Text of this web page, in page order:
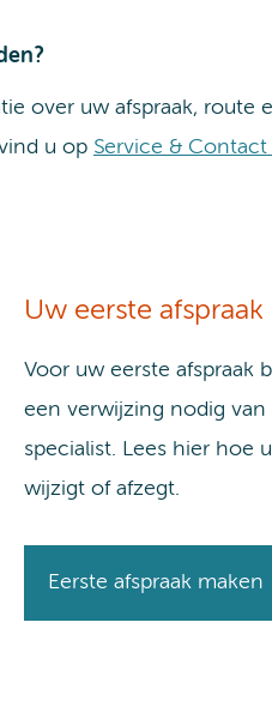
over uw afspraak, route
u op Service &
Uw eerste afspraak
Voor uw eerste afspraak
een verwijzing nodig van
specialist. Lees hier hoe
wijzigt of afzegt.
Eerste afspraak maken